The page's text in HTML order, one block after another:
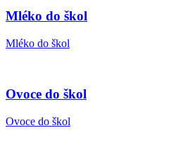
Mléko do škol
Mléko do škol
Ovoce do škol
Ovoce do škol